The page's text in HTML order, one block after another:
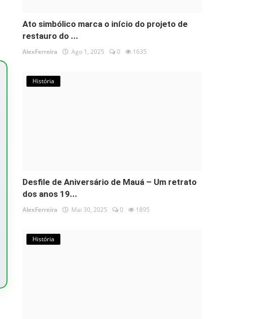
Ato simbólico marca o início do projeto de
restauro do ...
AlexFerreira Ago 1, 2025 0 1635
História
Desfile de Aniversário de Mauá – Um retrato
dos anos 19...
AlexFerreira Mai 30, 2025 0 1895
História